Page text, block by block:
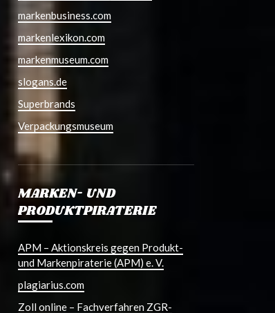
markenbusiness.com
markenlexikon.com
markenmuseum.com
slogans.de
Superbrands
Verpackungsmuseum
MARKEN- UND
PRODUKTPIRATERIE
APM – Aktionskreis gegen Produkt-
und Markenpiraterie (APM) e. V.
plagiarius.com
Zoll online – Fachverfahren ZGR-